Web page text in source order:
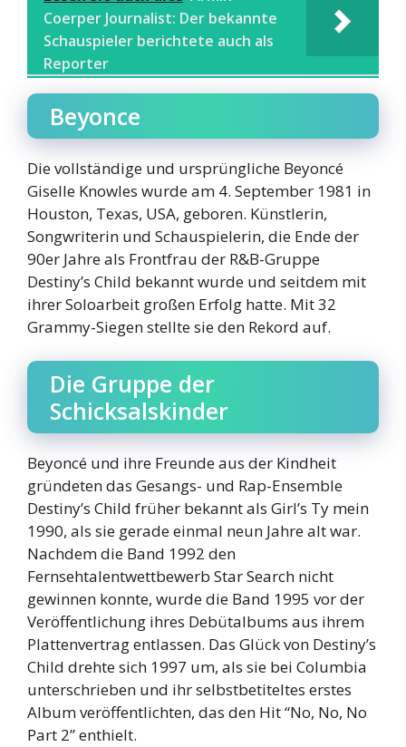
Coerper Journalist: Der bekannte
Schauspieler berichtete auch als
Reporter
Beyonce
Die vollständige und ursprüngliche Beyoncé
Giselle Knowles wurde am 4. September 1981 in
Houston, Texas, USA, geboren. Künstlerin,
Songwriterin und Schauspielerin, die Ende der
90er Jahre als Frontfrau der R&B-Gruppe
Destiny’s Child bekannt wurde und seitdem mit
ihrer Soloarbeit großen Erfolg hatte. Mit 32
Grammy-Siegen stellte sie den Rekord auf.
Die Gruppe der
Schicksalskinder
Beyoncé und ihre Freunde aus der Kindheit
gründeten das Gesangs- und Rap-Ensemble
Destiny’s Child früher bekannt als Girl’s Ty mein
1990, als sie gerade einmal neun Jahre alt war.
Nachdem die Band 1992 den
Fernsehtalentwettbewerb Star Search nicht
gewinnen konnte, wurde die Band 1995 vor der
Veröffentlichung ihres Debütalbums aus ihrem
Plattenvertrag entlassen. Das Glück von Destiny’s
Child drehte sich 1997 um, als sie bei Columbia
unterschrieben und ihr selbstbetiteltes erstes
Album veröffentlichten, das den Hit “No, No, No
Part 2” enthielt.